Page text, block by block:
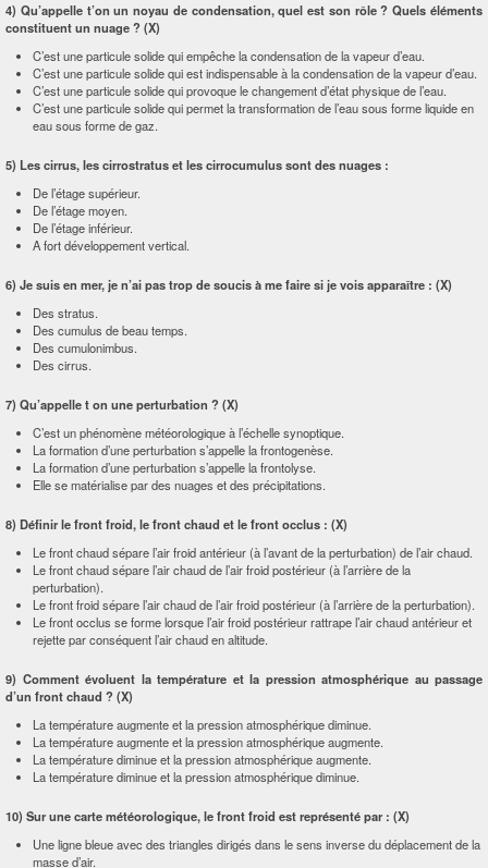
4) Qu’appelle t’on un noyau de condensation, quel est son rôle ? Quels éléments
constituent un nuage ? (X)
C’est une particule solide qui empêche la condensation de la vapeur d’eau.
C’est une particule solide qui est indispensable à la condensation de la vapeur d’eau.
C’est une particule solide qui provoque le changement d’état physique de l’eau.
C’est une particule solide qui permet la transformation de l’eau sous forme liquide en
eau sous forme de gaz.
5) Les cirrus, les cirrostratus et les cirrocumulus sont des nuages :
De l’étage supérieur.
De l’étage moyen.
De l’étage inférieur.
A fort développement vertical.
6) Je suis en mer, je n’ai pas trop de soucis à me faire si je vois apparaître : (X)
Des stratus.
Des cumulus de beau temps.
Des cumulonimbus.
Des cirrus.
7) Qu’appelle t on une perturbation ? (X)
C’est un phénomène météorologique à l’échelle synoptique.
La formation d’une perturbation s’appelle la frontogenèse.
La formation d’une perturbation s’appelle la frontolyse.
Elle se matérialise par des nuages et des précipitations.
8) Définir le front froid, le front chaud et le front occlus : (X)
Le front chaud sépare l’air froid antérieur (à l’avant de la perturbation) de l’air chaud.
Le front chaud sépare l’air chaud de l’air froid postérieur (à l’arrière de la
perturbation).
Le front froid sépare l’air chaud de l’air froid postérieur (à l’arrière de la perturbation).
Le front occlus se forme lorsque l’air froid postérieur rattrape l’air chaud antérieur et
rejette par conséquent l’air chaud en altitude.
9) Comment évoluent la température et la pression atmosphérique au passage
d’un front chaud ? (X)
La température augmente et la pression atmosphérique diminue.
La température augmente et la pression atmosphérique augmente.
La température diminue et la pression atmosphérique augmente.
La température diminue et la pression atmosphérique diminue.
10) Sur une carte météorologique, le front froid est représenté par : (X)
Une ligne bleue avec des triangles dirigés dans le sens inverse du déplacement de la
masse d’air.